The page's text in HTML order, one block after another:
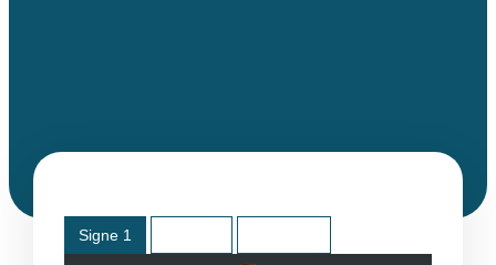
Signe 1